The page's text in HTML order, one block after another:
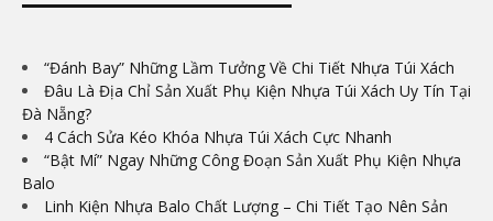
“Đánh Bay” Những Lầm Tưởng Về Chi Tiết Nhựa Túi Xách
Đâu Là Địa Chỉ Sản Xuất Phụ Kiện Nhựa Túi Xách Uy Tín Tại
Đà Nẵng?
4 Cách Sửa Kéo Khóa Nhựa Túi Xách Cực Nhanh
“Bật Mí” Ngay Những Công Đoạn Sản Xuất Phụ Kiện Nhựa
Balo
Linh Kiện Nhựa Balo Chất Lượng – Chi Tiết Tạo Nên Sản